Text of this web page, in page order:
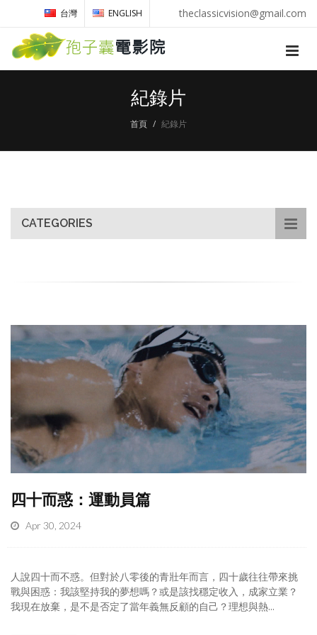
theclassicvision@gmail.com
台灣 ENGLISH
紀錄片
首頁 紀錄片
CATEGORIES
四十而惑：運動員篇
Apr 30, 2024
人說四十而不惑。但對於八零後的青壯年而言，四十歲往往帶來挑
戰與困惑：我該堅持我的夢想嗎？或是該找穩定收入，成家立業？
我現在放棄，是不是否定了當年義無反顧的自己？理想與熱...